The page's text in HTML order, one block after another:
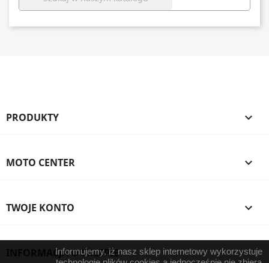
PRODUKTY 
MOTO CENTER 
TWOJE KONTO 
INFORMACJA O SKLEPIE
Informujemy, iż nasz sklep internetowy wykorzystuje